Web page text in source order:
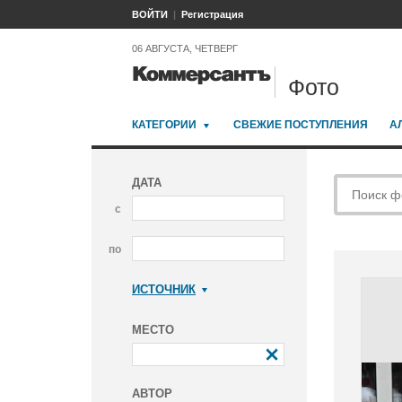
ВОЙТИ Регистрация
06 АВГУСТА, ЧЕТВЕРГ
Фото
КАТЕГОРИИ СВЕЖИЕ ПОСТУПЛЕНИЯ
ДАТА
с
по
ИСТОЧНИК
МЕСТО
АВТОР